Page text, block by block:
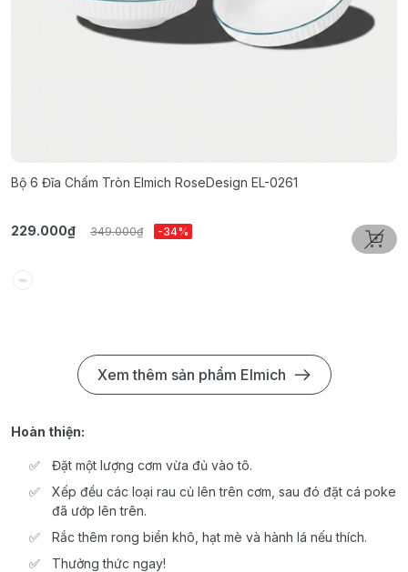
Bộ 6 Đĩa Chấm Tròn Elmich RoseDesign EL-0261
229.000₫ 349.000₫ -34%
Xem thêm sản phẩm Elmich
Hoàn thiện:
Đặt một lượng cơm vừa đủ vào tô.
Xếp đều các loại rau củ lên trên cơm, sau đó đặt cá poke
đã ướp lên trên.
Rắc thêm rong biển khô, hạt mè và hành lá nếu thích.
Thưởng thức ngay!